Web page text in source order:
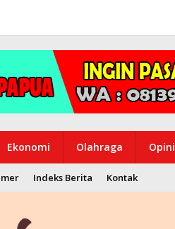
Ekonomi Olahraga Opini
Indeks Berita Kontak